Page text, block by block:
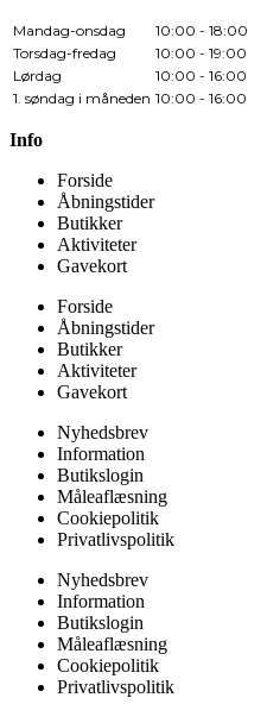
Mandag-onsdag
10:00 - 18:00
Torsdag-fredag
10:00 - 19:00
Lørdag
10:00 - 16:00
1. søndag i måneden 10:00 - 16:00
Info
Forside
Åbningstider
Butikker
Aktiviteter
Gavekort
Forside
Åbningstider
Butikker
Aktiviteter
Gavekort
Nyhedsbrev
Information
Butikslogin
Måleaflæsning
Cookiepolitik
Privatlivspolitik
Nyhedsbrev
Information
Butikslogin
Måleaflæsning
Cookiepolitik
Privatlivspolitik